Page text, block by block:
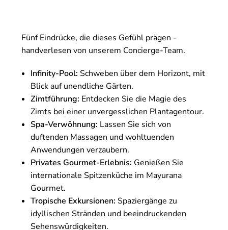
Fünf Eindrücke, die dieses Gefühl prägen -
handverlesen von unserem Concierge-Team.
Infinity-Pool: Schweben über dem Horizont, mit
Blick auf unendliche Gärten.
Zimtführung: Entdecken Sie die Magie des
Zimts bei einer unvergesslichen Plantagentour.
Spa-Verwöhnung: Lassen Sie sich von
duftenden Massagen und wohltuenden
Anwendungen verzaubern.
Privates Gourmet-Erlebnis: Genießen Sie
internationale Spitzenküche im Mayurana
Gourmet.
Tropische Exkursionen: Spaziergänge zu
idyllischen Stränden und beeindruckenden
Sehenswürdigkeiten.